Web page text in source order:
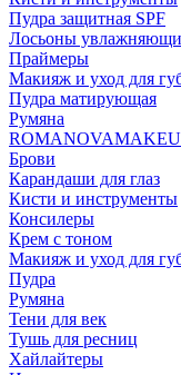
Пудра защитная SPF
Лосьоны
Праймеры
Макияж и уход для
Пудра матирующая
Румяна
Брови
Карандаши для глаз
Кисти и инструменты
Консилеры
Крем с тоном
Макияж и уход для
Пудра
Румяна
Тени для век
Тушь для ресниц
Хайлайтеры